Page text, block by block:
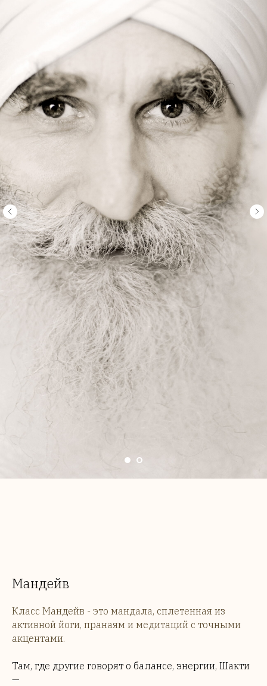
Мандейв
Класс Мандейв - это мандала, сплетенная из
активной йоги, пранаям и медитаций с точными
акцентами.
Там, где другие говорят о балансе, энергии, Шакти
—